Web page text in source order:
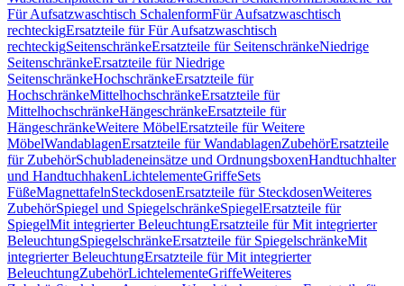
Für Aufsatzwaschtisch SchalenformFür Aufsatzwaschtisch
rechteckigErsatzteile für Für Aufsatzwaschtisch
rechteckigSeitenschränkeErsatzteile für SeitenschränkeNiedrige
SeitenschränkeErsatzteile für Niedrige
SeitenschränkeHochschränkeErsatzteile für
HochschränkeMittelhochschränkeErsatzteile für
MittelhochschränkeHängeschränkeErsatzteile für
HängeschränkeWeitere MöbelErsatzteile für Weitere
MöbelWandablagenErsatzteile für WandablagenZubehörErsatzteile
für ZubehörSchubladeneinsätze und OrdnungsboxenHandtuchhalter
und HandtuchhakenLichtelementeGriffeSets
FüßeMagnettafelnSteckdosenErsatzteile für SteckdosenWeiteres
ZubehörSpiegel und SpiegelschränkeSpiegelErsatzteile für
SpiegelMit integrierter BeleuchtungErsatzteile für Mit integrierter
BeleuchtungSpiegelschränkeErsatzteile für SpiegelschränkeMit
integrierter BeleuchtungErsatzteile für Mit integrierter
BeleuchtungZubehörLichtelementeGriffeWeiteres